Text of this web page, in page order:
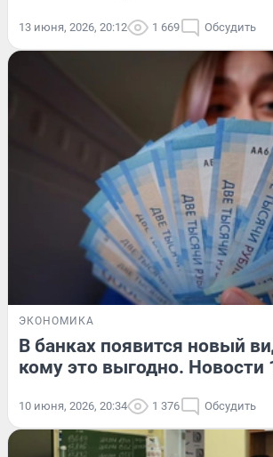
13 июня, 2026, 20:12 1 669 Обсудить
ЭКОНОМИКА
В банках появится новый
кому это выгодно. Новости
10 июня, 2026, 20:34 1 376 Обсудить